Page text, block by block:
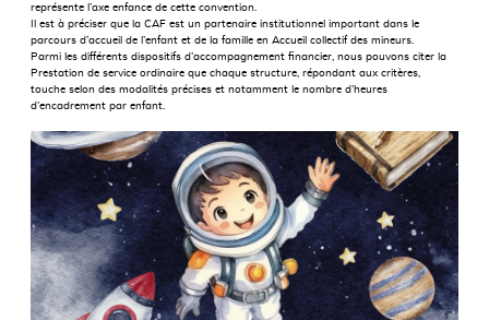
représente l’axe enfance de cette convention.
Il est à préciser que la CAF est un partenaire institutionnel important dans le
parcours d’accueil de l’enfant et de la famille en Accueil collectif des mineurs.
Parmi les différents dispositifs d’accompagnement financier, nous pouvons citer la
Prestation de service ordinaire que chaque structure, répondant aux critères,
touche selon des modalités précises et notamment le nombre d’heures
d’encadrement par enfant.